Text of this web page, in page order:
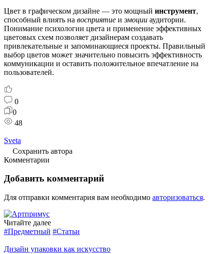
Цвет в графическом дизайне — это мощный инструмент,
способный влиять на восприятие и эмоции аудитории.
Понимание психологии цвета и применение эффективных
цветовых схем позволяет дизайнерам создавать
привлекательные и запоминающиеся проекты. Правильный
выбор цветов может значительно повысить эффективность
коммуникации и оставить положительное впечатление на
пользователей.
0
0
48
Sveta
Сохранить автора
Комментарии
Добавить комментарий
Для отправки комментария вам необходимо авторизоваться.
Читайте далее
#Предметный #Статьи
Дизайн упаковки как искусство